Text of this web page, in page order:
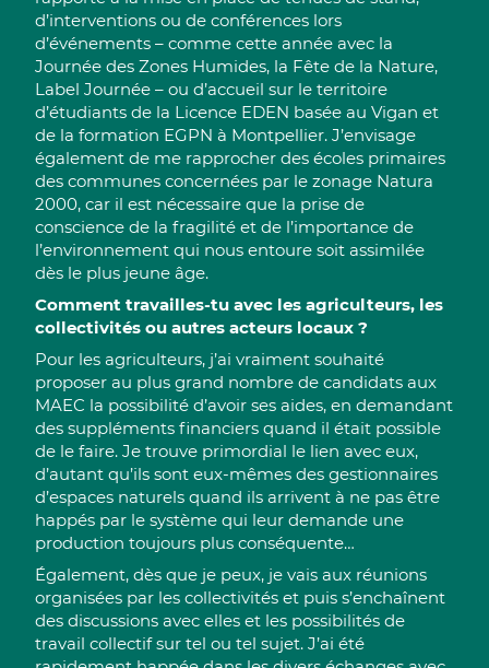
d’interventions ou de conférences lors
d’événements – comme cette année avec la
Journée des Zones Humides, la Fête de la Nature,
Label Journée – ou d’accueil sur le territoire
d’étudiants de la Licence EDEN basée au Vigan et
de la formation EGPN à Montpellier. J’envisage
également de me rapprocher des écoles primaires
des communes concernées par le zonage Natura
2000, car il est nécessaire que la prise de
conscience de la fragilité et de l’importance de
l’environnement qui nous entoure soit assimilée
dès le plus jeune âge.
Comment travailles-tu avec les agriculteurs, les
collectivités ou autres acteurs locaux ?
Pour les agriculteurs, j’ai vraiment souhaité
proposer au plus grand nombre de candidats aux
MAEC la possibilité d’avoir ses aides, en demandant
des suppléments financiers quand il était possible
de le faire. Je trouve primordial le lien avec eux,
d’autant qu’ils sont eux-mêmes des gestionnaires
d’espaces naturels quand ils arrivent à ne pas être
happés par le système qui leur demande une
production toujours plus conséquente…
Également, dès que je peux, je vais aux réunions
organisées par les collectivités et puis s’enchaînent
des discussions avec elles et les possibilités de
travail collectif sur tel ou tel sujet. J’ai été